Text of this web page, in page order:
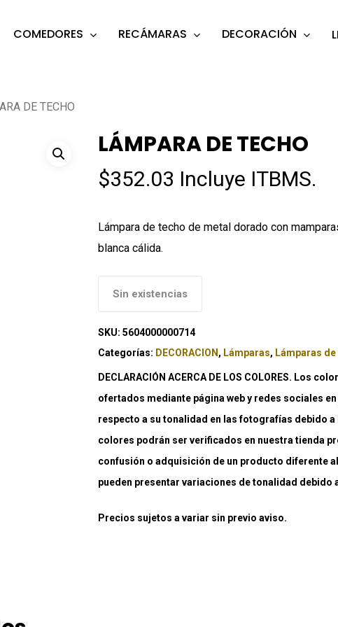
COMEDORES RECÁMARAS DECORACIÓN
DE TECHO
LÁMPARA DE TECHO
$352.03 Incluye ITBMS.
Lámpara de techo de metal dorado con
blanca cálida.
Sin existencias
SKU:5604000000714
Categorías: DECORACION , Lámparas, Lámparas
DECLARACIÓN ACERCA DE LOS COLORES. Los
ofertados mediante página web y redes sociales
respecto a su tonalidad en las fotografías debido
colores podrán ser verificados en nuestra tienda
confusión o adquisición de un producto diferente
pueden presentar variaciones de tonalidad debido
Precios sujetos a variar sin previo aviso.